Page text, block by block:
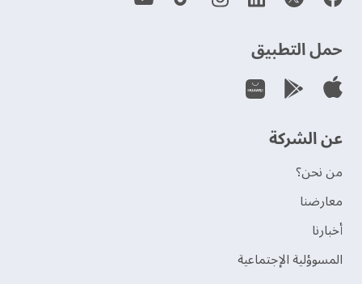
حمل التطبيق
عن الشركة
من نحن؟
‫معارضنا‬
‫أخبارنا‬
المسوؤلية الإجتماعية